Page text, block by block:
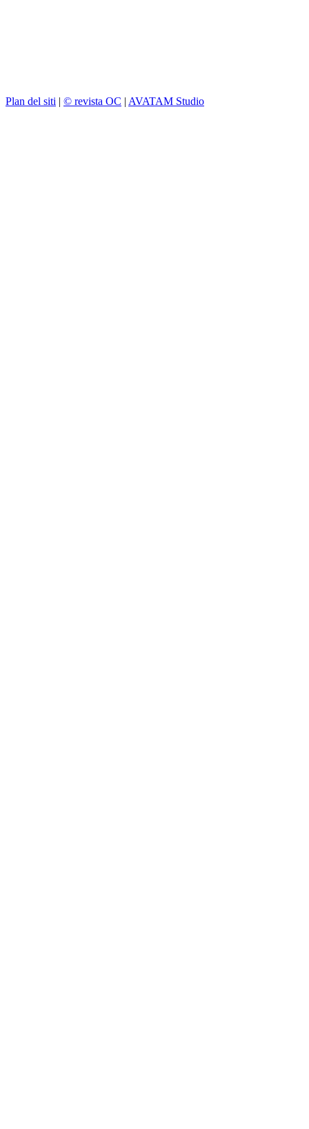
Plan del siti | © revista OC | AVATAM Studio